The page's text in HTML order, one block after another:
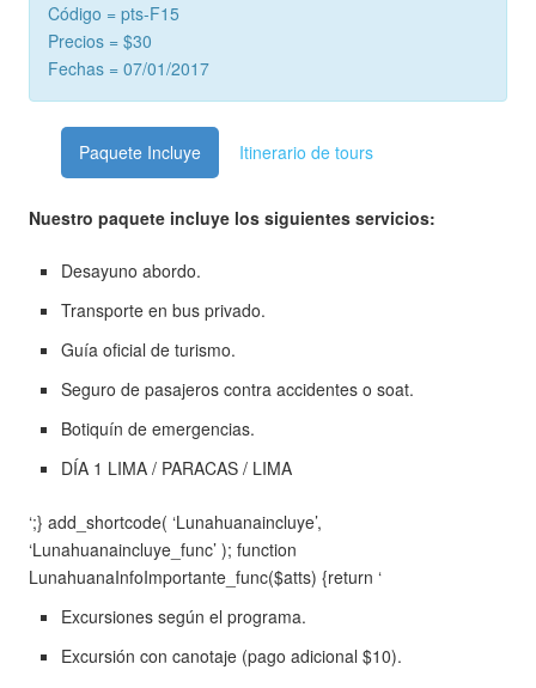
Código = pts-F15
Precios = $30
Fechas = 07/01/2017
Paquete Incluye Itinerario de tours
Nuestro paquete incluye los siguientes servicios:
Desayuno abordo.
Transporte en bus privado.
Guía oficial de turismo.
Seguro de pasajeros contra accidentes o soat.
Botiquín de emergencias.
DÍA 1 LIMA / PARACAS / LIMA
‘;} add_shortcode( ‘Lunahuanaincluye’,
‘Lunahuanaincluye_func’ ); function
LunahuanaInfoImportante_func($atts) {return ‘
Excursiones según el programa.
Excursión con canotaje (pago adicional $10).